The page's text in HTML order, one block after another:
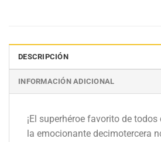
DESCRIPCIÓN
INFORMACIÓN ADICIONAL
¡El superhéroe favorito de
la emocionante decimotercera